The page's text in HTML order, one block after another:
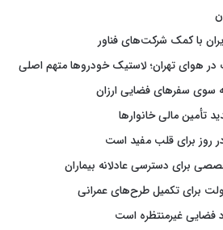
با کمک شرکت‌های فناور
در هوای تهران؛ لاستیک خودروها متهم اصلی
سوی سفرهای فضایی ارزان
تأمین مالی خانوارها
روز برای قلب مفید است
برای دسترسی عادلانه بیماران
برای تکمیل طرح‌های عمرانی
فضایی غیرمنتظره است